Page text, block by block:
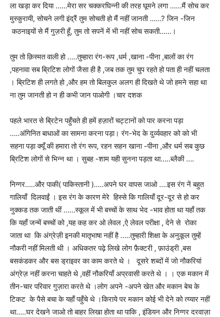
ला खड़ा कर दिया ……मेरा सर चक्करघिन्नी की तरह घूमने लगा ……मैं सोच कर
मुस्कुरायी, सोचने लगी इंद्रैं तुम सोचती हो मैं नहीं जानती ……? जिन -जिन
कठनाइयों से मैं गुज़री हूँ, तुम तो सपनें में भी नहीं सोच सकती……।
तुम तो क़िस्मत वाली हो …..तुम्हारा रंग-रूप ,धर्म ,खाना -पीना ,बालों का रंग
,पहनावा सब ब्रिटिश लोगों जैसा ही है ,जब तक तुम चुप रहते हो पता ही नहीं चलता
। ब्रिटिश ही लगते हो ,और हम तो बिलकुल अलग ही दिखते थे जो हमने सहा था
ना तुम जानती हो न ही कभी जान पाओगी ।चार दशक
पहले भारत से ब्रिटेन पहुँचते ही हमें हज़ारों चट्टानों को पार करना पड़ा
…..अंगिनित बाधाओं का सामना करना पड़ा। रंग-भेद के दुर्व्यवहार को को भी
सहना पड़ा क्यूँ की हमारा तो रंग रूप, रहन सहन खाना -पीना ,और धर्म सब कुछ
ब्रिटिश लोगों से भिन्न था । सुबह -शाम यही सुनना पड़ता था…..ब्लैकी ….
निग्गर…..और पाकी( पाकिस्तानी )…..अपने घर वापस जाओ ….इस रंग नें बहुत
गालियाँ दिलवाईं । इस रंग के कारण मेरे हिस्से कि गालियाँ दूर-दूर से हो कर
नुक्कड तक जाती थीं ……स्कूल में भी बच्चों के साथ भेद -भाव होता था यहाँ तक
कि यहाँ जन्में बच्चों को ,यह कह कर ओ लेवल ,ऐ लेवल परीक्षा , देने से रोका
जाता था कि अंग्रेज़ी इनकी मातृभाषा नहीं है …..तुम्हारी शिक्षा के अनुकूल तुम्हें
नौकरी नहीं मिलती थी । अधिकतर पढ़े लिखे लोग फ़ैक्टरी , फ़ाउंड्री ,बस
बसकंडकर और बस ड्राइवर का काम करते थे । दूसरे शब्दों में जो नौकरियां
अंग्रेज़ नहीं करना चाहते थे ,वहीं नौकरियाँ अप्रवासी करते थे । । एक मकान में
तीन-चार परिवार गुज़ारा करते थे ।लोग अपने -अपने खेत और मकान बेच के
टिकट के पैसे बचा के यहाँ पहुँचे थे ।किराये पर मकान कोई भी देने को त्य्यार नहीं
था…..घर देखने जाओ तो बाहर लिखा होता था पाकि , इंडियन और निग्गर दरवाज़ा